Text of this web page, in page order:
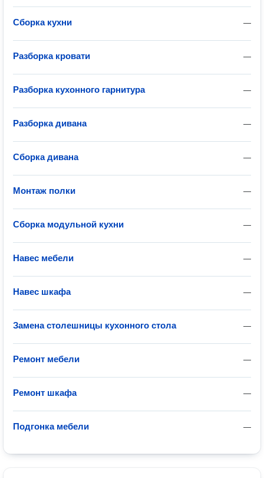
—
Сборка кухни
—
Разборка кровати
—
Разборка кухонного гарнитура
—
Разборка дивана
—
Сборка дивана
—
Монтаж полки
—
Сборка модульной кухни
—
Навес мебели
—
Навес шкафа
—
Замена столешницы кухонного стола
—
Ремонт мебели
—
Ремонт шкафа
—
Подгонка мебели